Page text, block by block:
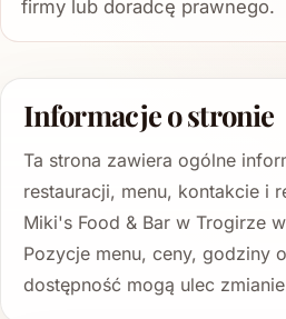
firmy lub doradcę prawnego.
Informacje o stronie
Ta strona zawiera ogólne
restauracji, menu, kontakcie i
Miki's Food & Bar w Trogirze
Pozycje menu, ceny, godziny
dostępność mogą ulec